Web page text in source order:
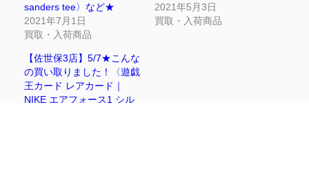
sanders tee〉など★
2021年7月1日
買取・入荷商品
2021年5月3日
買取・入荷商品
【佐世保3店】5/7★こんな
の買い取りました！〈遊戯
王カード レアカード｜
NIKE エアフォース1 シル